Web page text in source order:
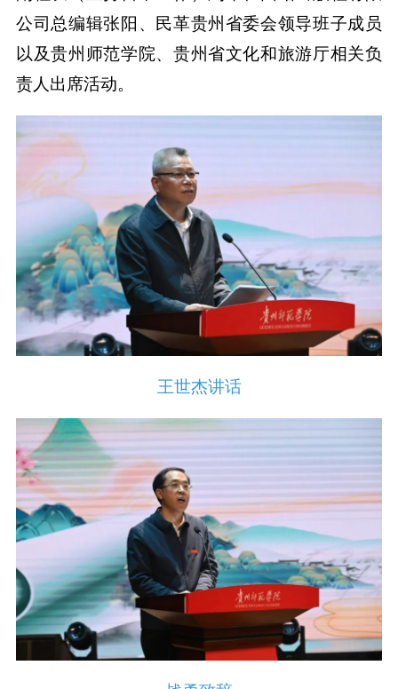
公司总编辑张阳、民革贵州省委会领导班子成员
以及贵州师范学院、贵州省文化和旅游厅相关负
责人出席活动。
王世杰讲话